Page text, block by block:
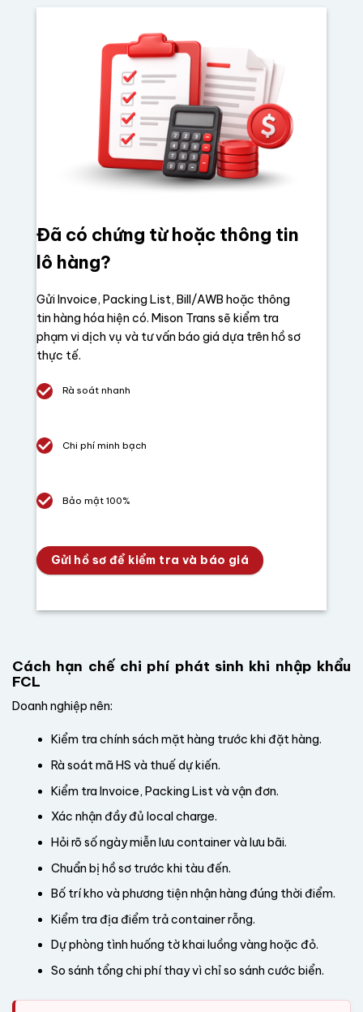
Đã có chứng từ hoặc thông tin
lô hàng?
Gửi Invoice, Packing List, Bill/AWB hoặc thông
tin hàng hóa hiện có. Mison Trans sẽ kiểm tra
phạm vi dịch vụ và tư vấn báo giá dựa trên hồ sơ
thực tế.
Rà soát nhanh
Chi phí minh bạch
Bảo mật 100%
Gửi hồ sơ để kiểm tra và báo giá
Cách hạn chế chi phí phát sinh khi nhập khẩu
FCL
Doanh nghiệp nên:
Kiểm tra chính sách mặt hàng trước khi đặt hàng.
Rà soát mã HS và thuế dự kiến.
Kiểm tra Invoice, Packing List và vận đơn.
Xác nhận đầy đủ local charge.
Hỏi rõ số ngày miễn lưu container và lưu bãi.
Chuẩn bị hồ sơ trước khi tàu đến.
Bố trí kho và phương tiện nhận hàng đúng thời điểm.
Kiểm tra địa điểm trả container rỗng.
Dự phòng tình huống tờ khai luồng vàng hoặc đỏ.
So sánh tổng chi phí thay vì chỉ so sánh cước biển.